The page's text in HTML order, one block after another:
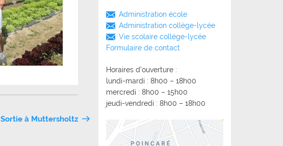
Sortie à Muttersholtz
Administration école
Administration collège-lycée
Vie scolaire collège-lycée
Formulaire de contact
Horaires d’ouverture :
lundi-mardi : 8h00 – 18h00
mercredi : 8h00 – 15h00
jeudi-vendredi : 8h00 – 18h00